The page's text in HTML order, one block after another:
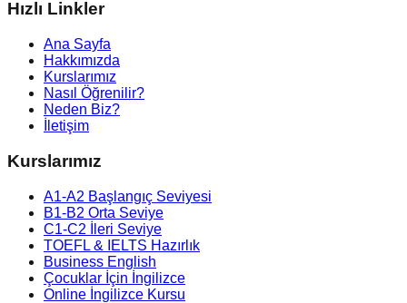
Hızlı Linkler
Ana Sayfa
Hakkımızda
Kurslarımız
Nasıl Öğrenilir?
Neden Biz?
İletişim
Kurslarımız
A1-A2 Başlangıç Seviyesi
B1-B2 Orta Seviye
C1-C2 İleri Seviye
TOEFL & IELTS Hazırlık
Business English
Çocuklar İçin İngilizce
Online İngilizce Kursu